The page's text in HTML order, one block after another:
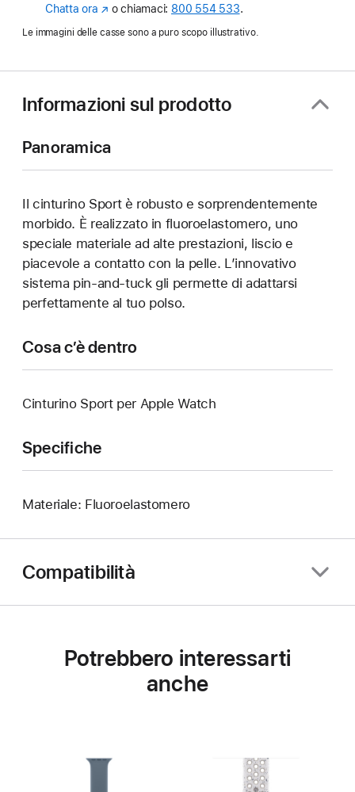
Chatta ora (Si
nuova
o chiamaci: 800 554 533.
Le immagini delle casse sono a puro scopo illustrativo.
Informazioni sul prodotto
Panoramica
Il cinturino Sport è robusto e sorprendentemente
morbido. È realizzato in fluoroelastomero, uno
speciale materiale ad alte prestazioni, liscio e
piacevole a contatto con la pelle. L’innovativo
sistema pin-and-tuck gli permette di adattarsi
perfettamente al tuo polso.
Cosa c’è dentro
Cinturino Sport per Apple Watch
Specifiche
Materiale: Fluoroelastomero
Compatibilità
Potrebbero interessarti
anche